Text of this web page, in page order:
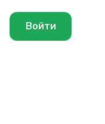
Войти